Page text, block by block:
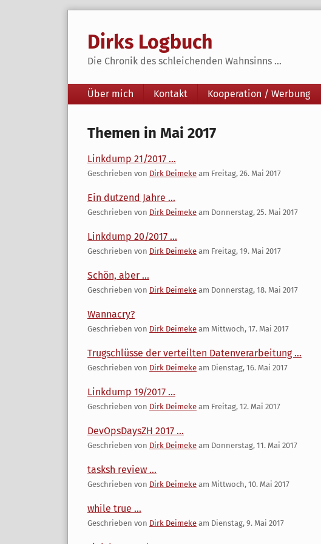
Dirks Logbuch
Die Chronik des schleichenden Wahnsinns ...
Navigation
Über mich Kontakt Kooperation / Werbung
Themen in Mai 2017
Linkdump 21/2017 ...
Geschrieben von Dirk Deimeke am Freitag, 26. Mai 2017
Ein dutzend Jahre ...
Geschrieben von Dirk Deimeke am Donnerstag, 25. Mai 2017
Linkdump 20/2017 ...
Geschrieben von Dirk Deimeke am Freitag, 19. Mai 2017
Schön, aber ...
Geschrieben von Dirk Deimeke am Donnerstag, 18. Mai 2017
Wannacry?
Geschrieben von Dirk Deimeke am Mittwoch, 17. Mai 2017
Trugschlüsse der verteilten Datenverarbeitung ...
Geschrieben von Dirk Deimeke am Dienstag, 16. Mai 2017
Linkdump 19/2017 ...
Geschrieben von Dirk Deimeke am Freitag, 12. Mai 2017
DevOpsDaysZH 2017 ...
Geschrieben von Dirk Deimeke am Donnerstag, 11. Mai 2017
tasksh review ...
Geschrieben von Dirk Deimeke am Mittwoch, 10. Mai 2017
while true ...
Geschrieben von Dirk Deimeke am Dienstag, 9. Mai 2017